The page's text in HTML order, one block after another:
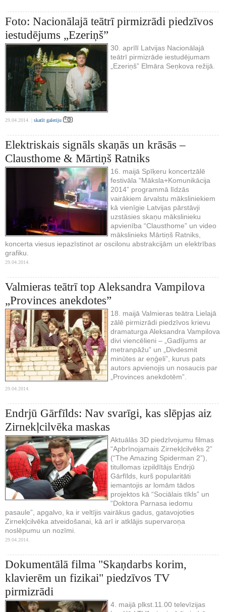
Foto: Nacionālajā teātrī pirmizrādi piedzīvos
iestudējums „Ezeriņš”
30. aprīlī Latvijas Nacionālajā
teātrī pirmizrāde iestudējumam
„Ezeriņš” Elmāra Seņkova režijā.
29.04.2014. | skatīt galeriju
Elektriskais signāls skaņās un krāsās –
Clausthome & Mārtiņš Ratniks
16. maijā Spīķeru koncertzālē
festivāla “Māksla+Komunikācija
2014” programmā līdzās
vairākiem ārvalstu māksliniekiem
kā vienīgie Latvijas pārstāvji
uzstāsies skaņu mākslinieku
apvienība “Clausthome” un video
mākslinieks Mārtiņš Ratniks,
koncerta viesus iepazīstinot ar oscilonu abstrakcijām un elektrības
grafiku.
29.04.2014.
Valmieras teātrī top Aleksandra Vampilova
„Provinces anekdotes”
18. maijā Valmieras teātra Lielajā
zālē pirmizrādi piedzīvos krievu
dramaturga Aleksandra Vampilova
divi viencēlieni – „Gadījums ar
metranpāžu” un „Divdesmit
minūtes ar eņģeli”, kurus pats
autors apvienojis un nosaucis par
„Provinces anekdotēm”.
29.04.2014.
Endrjū Gārfīlds: Nav svarīgi, kas slēpjas aiz
Zirnekļcilvēka maskas
Aktuālās 3D piedzīvojumu filmas
“Apbrīnojamais Zirnekļcilvēks 2”
(“The Amazing Spiderman 2”),
titullomas izpildītājs Endrjū
Gārfīlds, kurš popularitāti
iemantojis ar lomām tādos
projektos kā “Sociālais tīkls” un
“Doktora Parnasa iedomu
pasaule”, apgalvo, ka ir veltījis vairākus gadus, gatavojoties
Zirnekļcilvēka atveidošanai, kā arī ir atklājis supervaroņa
noslēpumu un nozīmi.
29.04.2014.
Dokumentālā filma "Skaņdarbs korim,
klavierēm un fizikai" piedzīvos TV
pirmizrādi
4. maijā plkst.11.00 televīzijas